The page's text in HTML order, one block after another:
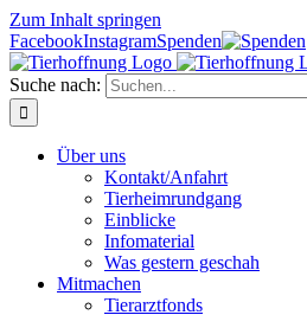
Zum Inhalt springen
FacebookInstagramSpenden
Suche nach:
Über uns
Kontakt/Anfahrt
Tierheimrundgang
Einblicke
Infomaterial
Was gestern geschah
Mitmachen
Tierarztfonds